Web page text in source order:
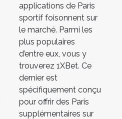
applications de Paris
sportif foisonnent sur
le marché. Parmi les
plus populaires
d’entre eux, vous y
trouverez 1XBet. Ce
dernier est
spécifiquement conçu
pour offrir des Paris
supplémentaires sur